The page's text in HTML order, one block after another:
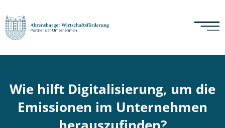
Wie hilft Digitalisierung, um die
Emissionen im Unternehmen